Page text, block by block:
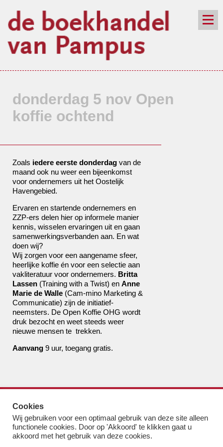
donderdag 5 nov Open
koffie ochtend
Zoals iedere eerste donderdag van de
maand ook nu weer een bijeenkomst
voor ondernemers uit het Oostelijk
Havengebied.
Ervaren en startende ondernemers en
ZZP-ers delen hier op informele manier
kennis, wisselen ervaringen uit en gaan
samenwerkingsverbanden aan. En wat
doen wij?
Wij zorgen voor een aangename sfeer,
heerlijke koffie én voor een selectie aan
vakliteratuur voor ondernemers. Britta
Lassen (Training with a Twist) en Anne
Marie de Walle (Cam-mino Marketing &
Communicatie) zijn de initiatief-
neemsters. De Open Koffie OHG wordt
druk bezocht en weet steeds weer
nieuwe mensen te trekken.
Aanvang 9 uur, toegang gratis.
bestel@boekhandelvanpampus.nl
van Eesterenlaan 17
1019 JK Amsterdam
Cookies
Wij gebruiken voor een optimaal gebruik van deze site alleen
functionele cookies. Door op 'Akkoord' te klikken gaat u
akkoord met het gebruik van deze cookies.